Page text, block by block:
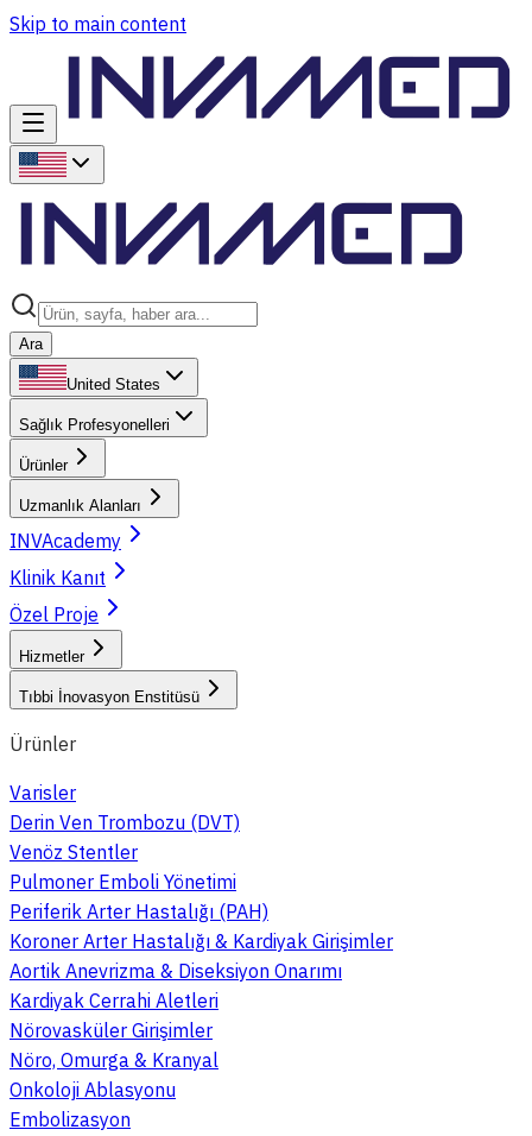
Skip to main content
Ara
United States
Sağlık Profesyonelleri
Ürünler
Uzmanlık Alanları
INVAcademy
Klinik Kanıt
Özel Proje
Hizmetler
Tıbbi İnovasyon Enstitüsü
Ürünler
Varisler
Derin Ven Trombozu (DVT)
Venöz Stentler
Pulmoner Emboli Yönetimi
Periferik Arter Hastalığı (PAH)
Koroner Arter Hastalığı & Kardiyak Girişimler
Aortik Anevrizma & Diseksiyon Onarımı
Kardiyak Cerrahi Aletleri
Nörovasküler Girişimler
Nöro, Omurga & Kranyal
Onkoloji Ablasyonu
Embolizasyon